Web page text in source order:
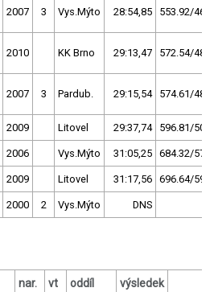
2007 3 Vys.Mýto 28:54,85 553.92/46,9
2010 KK Brno 29:13,47 572.54/48,5
2007 3 Pardub. 29:15,54 574.61/48,7
2009 Litovel 29:37,74 596.81/50,5
2006 Vys.Mýto 31:05,25 684.32/57,9
2009 Litovel 31:17,56 696.64/59,0
2000 2 Vys.Mýto DNS
nar. vt oddíl výsledek